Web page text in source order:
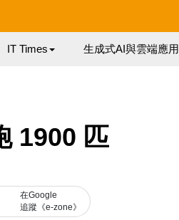
IT Times 生成式AI與雲端應用
1900 匹
在Google
追蹤《e-zone》